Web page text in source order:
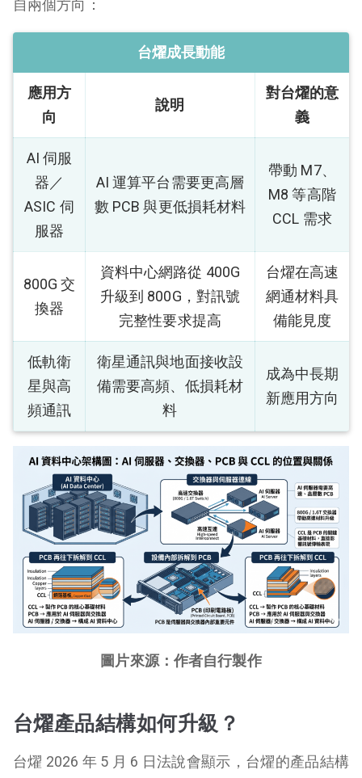
自兩個方向：
台燿成長動能
應用方
向
說明
對台燿的意
義
AI 伺服
器／
ASIC 伺
服器
AI 運算平台需要更高層
數 PCB 與更低損耗材料
帶動 M7、
M8 等高階
CCL 需求
800G 交
換器
資料中心網路從 400G
升級到 800G，對訊號
完整性要求提高
台燿在高速
網通材料具
備能見度
低軌衛
星與高
頻通訊
衛星通訊與地面接收設
備需要高頻、低損耗材
料
成為中長期
新應用方向
圖片來源：作者自行製作
台燿產品結構如何升級？
台燿 2026 年 5 月 6 日法說會顯示，台燿的產品結構